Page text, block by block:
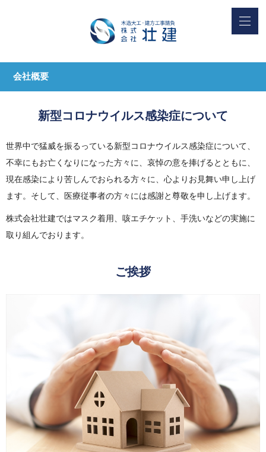
会社概要
新型コロナウイルス感染症について
世界中で猛威を振るっている新型コロナウイルス感染症について、
不幸にもお亡くなりになった方々に、哀悼の意を捧げるとともに、
現在感染により苦しんでおられる方々に、心よりお見舞い申し上げ
ます。そして、医療従事者の方々には感謝と尊敬を申し上げます。
株式会社壮建ではマスク着用、咳エチケット、手洗いなどの実施に
取り組んでおります。
ご挨拶